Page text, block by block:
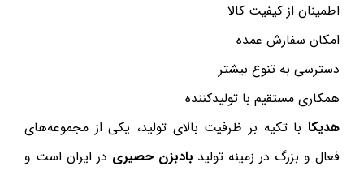
اطمینان از کیفیت کالا
امکان سفارش عمده
دسترسی به تنوع بیشتر
همکاری مستقیم با تولیدکننده
هدیکا با تکیه بر ظرفیت بالای تولید، یکی از مجموعه‌های
فعال و بزرگ در زمینه تولید بادبزن حصیری در ایران است و